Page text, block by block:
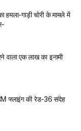
हमला-गाड़ी चोरी के मामले में
वाला एक लाख का इनामी
फ्लाइंग की रेड-36 संदेह